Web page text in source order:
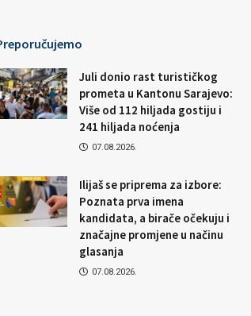
Juli donio rast turističkog
prometa u Kantonu Sarajevo:
Više od 112 hiljada gostiju i
241 hiljada noćenja
07.08.2026.
Ilijaš se priprema za izbore:
Poznata prva imena
kandidata, a birače očekuju i
značajne promjene u načinu
glasanja
07.08.2026.